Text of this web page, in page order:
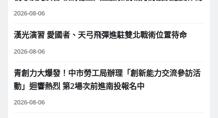
2026-08-06
漢光演習 愛國者、天弓飛彈進駐雙北戰術位置待命
2026-08-06
青創力大爆發！中市勞工局辦理「創新能力交流參訪活
動」迴響熱烈 第2場次前進南投報名中
2026-08-06